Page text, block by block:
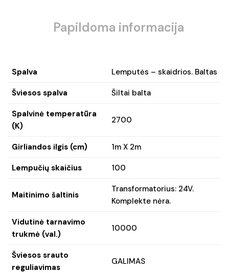
Papildoma informacija
Spalva Lemputės – skaidrios. Baltas
Šviesos spalva Šiltai balta
Spalvinė temperatūra
(K)
2700
Girliandos ilgis (cm) 1m X 2m
Lempučių skaičius 100
Maitinimo šaltinis
Transformatorius: 24V.
Komplekte nėra.
Vidutinė tarnavimo
trukmė (val.)
10000
Šviesos srauto
reguliavimas
GALIMAS